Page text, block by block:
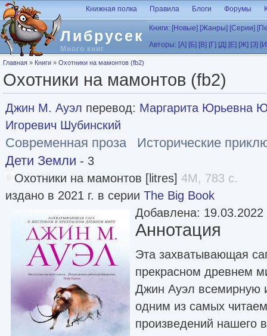
Перейти к основному содержанию
Либрусек
Много книг
Книжная полка Правила Блоги Форумы
Книги: [Новые] [Жанры] [Серии]
Авторы: [А] [Б] [В] [Г] [Д] [Е] [Ж] [З]
Вы здесь
Главная » Книги » Охотники на мамонтов (fb2)
Охотники на мамонтов (fb2)
Джин М. Ауэл перевод: Маргарита Юрьевна
Игоревич Шубинский
Современная проза
Исторические
Дети Земли - 3
Охотники на мамонтов [litres] 4M, 783 с.
издано в 2021 г. в серии The Big Book
Добавлена: 19.03.2022
Аннотация
Эта захватывающая
прекрасном древнем
Джин Ауэл всемирную
одним из самых
произведений нашего